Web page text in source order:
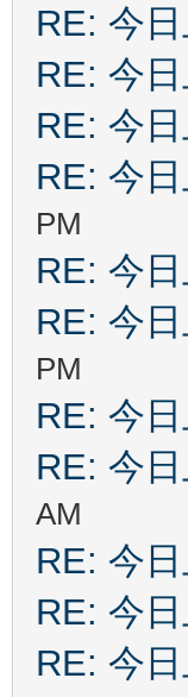
RE: 今
RE: 今
RE: 今
RE: 今
PM
RE: 今
RE: 今
PM
RE: 今
RE: 今
AM
RE: 今
RE: 今
RE: 今